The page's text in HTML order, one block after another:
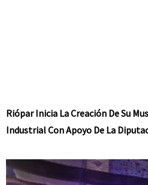
Riópar Inicia La Creación De Su
Industrial Con Apoyo De La